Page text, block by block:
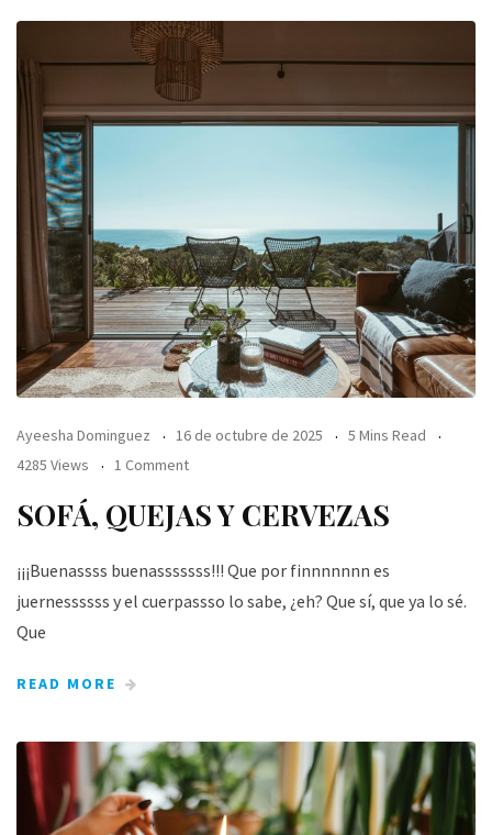
Ayeesha Dominguez 16 de octubre de 2025
5 Mins Read
4285 Views
1 Comment
SOFÁ, QUEJAS Y CERVEZAS
¡¡¡Buenassss buenasssssss!!! Que por finnnnnnn es
juernessssss y el cuerpassso lo sabe, ¿eh? Que sí, que ya lo sé.
Que
READ MORE